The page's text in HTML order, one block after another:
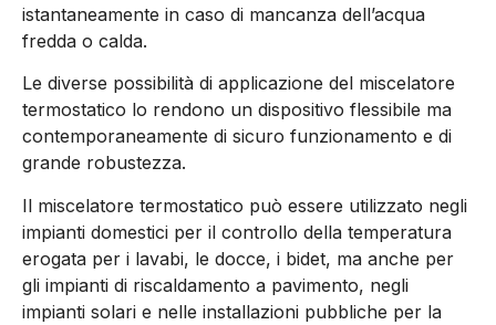
istantaneamente in caso di mancanza dell’acqua
fredda o calda.
Le diverse possibilità di applicazione del miscelatore
termostatico lo rendono un dispositivo flessibile ma
contemporaneamente di sicuro funzionamento e di
grande robustezza.
Il miscelatore termostatico può essere utilizzato negli
impianti domestici per il controllo della temperatura
erogata per i lavabi, le docce, i bidet, ma anche per
gli impianti di riscaldamento a pavimento, negli
impianti solari e nelle installazioni pubbliche per la